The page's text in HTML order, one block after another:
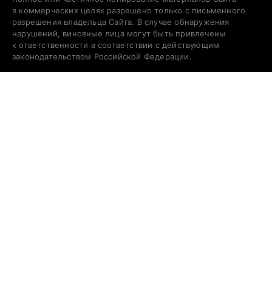
в коммерческих целях разрешено только с письменного
разрешения владельца Сайта. В случае обнаружения
нарушений, виновные лица могут быть привлечены
к ответственности в соответствии с действующим
законодательством Российской Федерации.